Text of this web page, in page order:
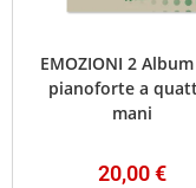
EMOZIONI 2
pianoforte a
mani
20,00€